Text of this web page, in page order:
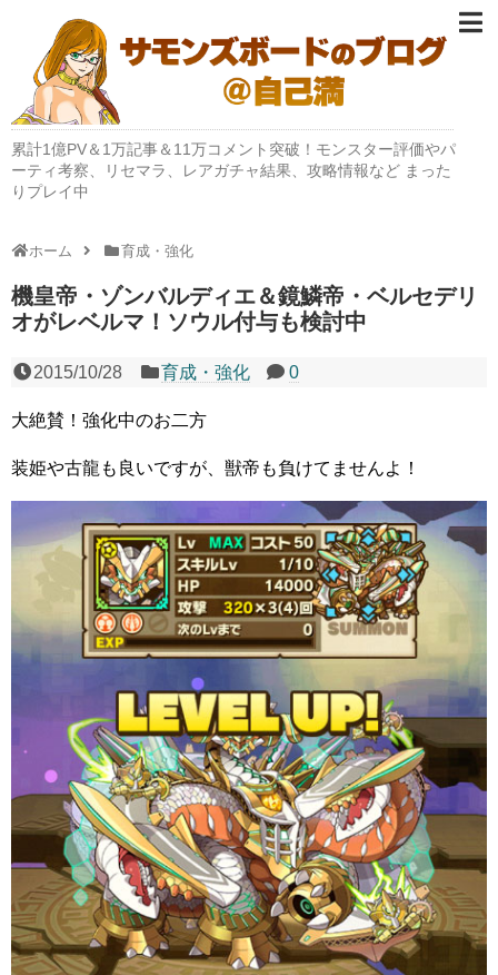
累計1億PV＆1万記事＆11万コメント突破！モンスター評価やパ
ーティ考察、リセマラ、レアガチャ結果、攻略情報など まった
りプレイ中
ホーム 育成・強化
機皇帝・ゾンバルディエ＆鏡鱗帝・ベルセデリ
オがレベルマ！ソウル付与も検討中
2015/10/28 育成・強化 0
大絶賛！強化中のお二方
装姫や古龍も良いですが、獣帝も負けてませんよ！